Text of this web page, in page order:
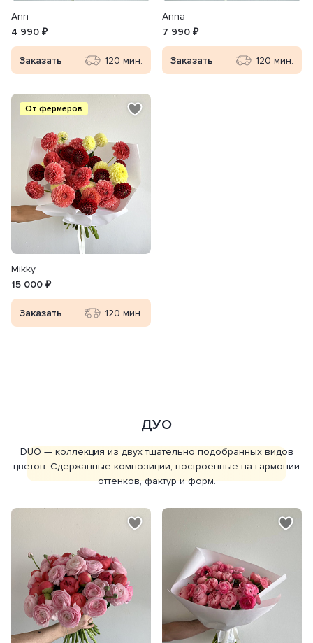
Ann
4 990 ₽
Заказать 120 мин.
Anna
7 990 ₽
Заказать 120 мин.
От фермеров
Mikky
15 000 ₽
Заказать 120 мин.
ДУО
DUO — коллекция из двух тщательно подобранных видов
цветов. Сдержанные композиции, построенные на гармонии
оттенков, фактур и форм.